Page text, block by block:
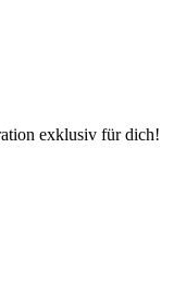
exklusiv für dich!